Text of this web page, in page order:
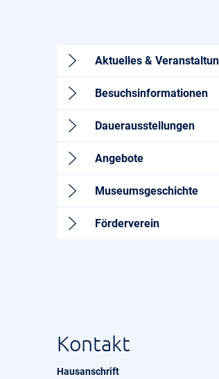
Aktuelles &
Besuchsinformationen
Dauerausstellungen
Angebote
Museumsgeschichte
Förderverein
Kontakt
Hausanschrift